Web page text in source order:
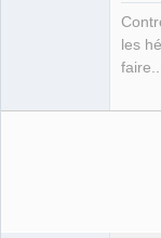
les